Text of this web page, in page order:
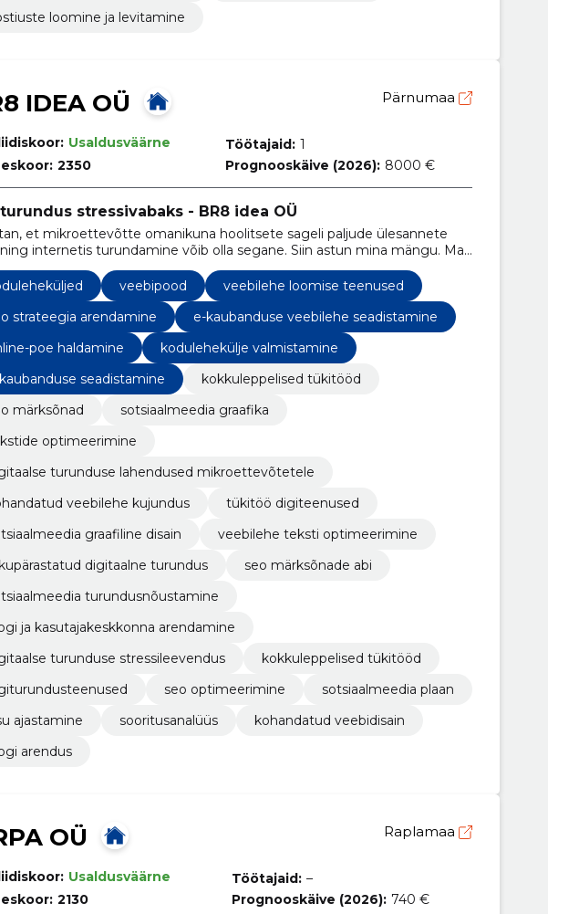
loomine ja levitamine
IDEA OÜ Pärnumaa
Usaldusväärne
2350
Töötajaid: 1
Prognooskäive (2026): 8000 €
stressivabaks - BR8 idea OÜ
et mikroettevõtte omanikuna hoolitsete sageli paljude ülesannete
internetis turundamine võib olla segane. Siin astun mina mängu. Ma
selles teid keerulises maailmas, tagades, et saavutate tulemused ilma
segaduseta.
veebipood
veebilehe loomise teenused
strateegia arendamine
e-kaubanduse veebilehe seadistamine
poe haldamine
kodulehekülje valmistamine
seadistamine
kokkuleppelised tükitööd
märksõnad
sotsiaalmeedia graafika
optimeerimine
turunduse lahendused mikroettevõtetele
veebilehe kujundus
tükitöö digiteenused
graafiline disain
veebilehe teksti optimeerimine
digitaalne turundus
seo märksõnade abi
turundusnõustamine
ja kasutajakeskkonna arendamine
turunduse stressileevendus
kokkuleppelised tükitööd
seo optimeerimine
sotsiaalmeedia plaan
ajastamine
sooritusanalüüs
kohandatud veebidisain
arendus
OÜ Raplamaa
Usaldusväärne
2130
Töötajaid: –
Prognooskäive (2026): 740 €